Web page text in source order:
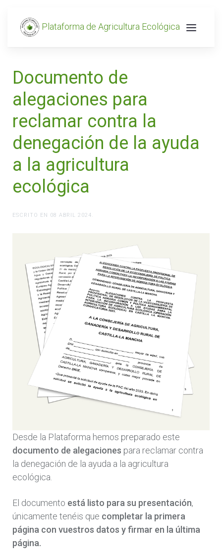
Plataforma de Agricultura Ecológica
Documento de
alegaciones para
reclamar contra la
denegación de la ayuda
a la agricultura
ecológica
ESCRITO EN 08 ABRIL 2024.
Desde la Plataforma hemos preparado este
documento de alegaciones para reclamar contra
la denegación de la ayuda a la agricultura
ecológica.
El documento está listo para su presentación,
únicamente tenéis que completar la primera
página con vuestros datos y firmar en la última
página.